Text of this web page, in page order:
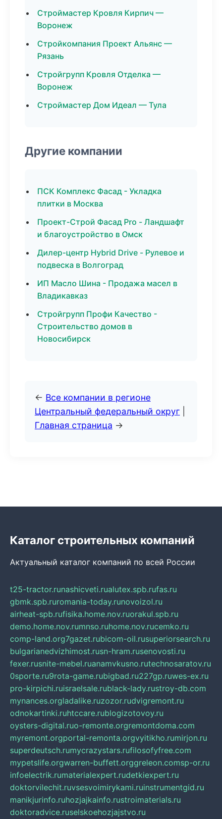
Строймастер Кровля Кирпич —
Воронеж
Стройкомпания Проект Альянс —
Рязань
Стройгрупп Кровля Отделка —
Воронеж
Строймастер Дом Идеал — Тула
Другие компании
ПСК Комплекс Фасад - Укладка
плитки в Москва
Проект-Строй Фасад Pro - Ландшафт
и благоустройство в Омск
Дилер-центр Hybrid Drive - Рулевое и
подвеска в Волгоград
ИП Масло Шина - Продажа масел в
Владикавказ
Стройгрупп Профи Качество -
Строительство домов в
Новосибирск
← Все компании в регионе
Центральный федеральный округ
Главная страница →
Каталог строительных компаний
Актуальный каталог компаний по всей России
t25-tractor.runashicveti.rualutex.spb.rufas.ru
gbmk.spb.ruromania-today.runovoizol.ru
airheat-spb.rufisika.home.nov.ruorakul.spb.ru
demo.home.nov.rumnso.ruhome.nov.rucemko.ru
comp-land.org7gazet.rubicom-oil.rusuperiorsearch.ru
bulgarianedvizhimost.rusn-hram.rusenovosti.ru
fexer.rusnite-mebel.ruanamvkusno.rutechnosaratov.ru
0sporte.ru9rota-game.rubigbad.ru227gp.ruwes-ex.ru
pro-kirpichi.ruisraelsale.rublack-lady.rustroy-db.com
mynances.orgladalike.ruzozor.rudvigremont.ru
odnokartinki.ruhtccare.rublogizotovoy.ru
oysters-digital.ruo-remonte.orgremontdoma.com
myremont.orgportal-remonta.orgvyitikho.rumirjon.ru
superdeutsch.rumycrazystars.rufilosofyfree.com
mypetslife.orgwarren-buffett.orggreleon.comsp-or.ru
infoelectrik.rumaterialexpert.rudetkiexpert.ru
doktorvilechit.ruvsesvoimirykami.ruinstrumentgid.ru
manikjurinfo.ruhozjajkainfo.rustroimaterials.ru
doktoradvice.ruselskoehozjajstvo.ru